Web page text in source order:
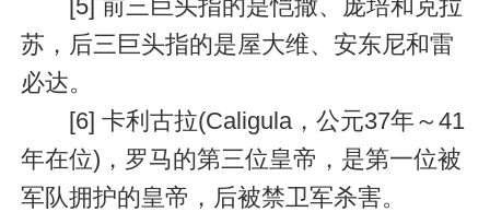
[5] 前三巨头指的是恺撒、庞培和克拉
苏，后三巨头指的是屋大维、安东尼和雷
必达。
[6] 卡利古拉(Caligula，公元37年～41
年在位)，罗马的第三位皇帝，是第一位被
军队拥护的皇帝，后被禁卫军杀害。